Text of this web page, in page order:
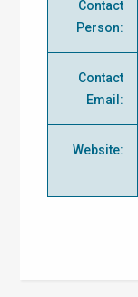
Contact
Person:
Contact
Email :
Website: